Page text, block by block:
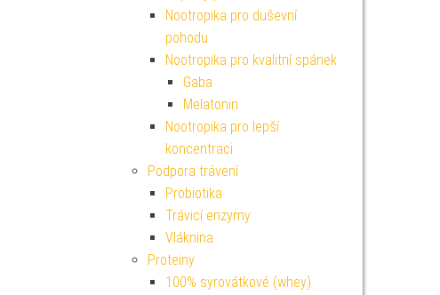
Nootropika pro duševní
pohodu
Nootropika pro kvalitní spánek
Gaba
Melatonin
Nootropika pro lepší
koncentraci
Podpora trávení
Probiotika
Trávicí enzymy
Vláknina
Proteiny
100% syrovátkové (whey)